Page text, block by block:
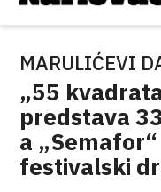
MARULIĆEVI
„55
predstava
a
festivalski